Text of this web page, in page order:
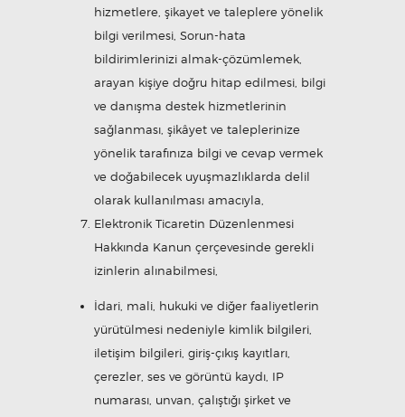
hizmetlere, şikayet ve taleplere yönelik
bilgi verilmesi, Sorun-hata
bildirimlerinizi almak-çözümlemek,
arayan kişiye doğru hitap edilmesi, bilgi
ve danışma destek hizmetlerinin
sağlanması, şikâyet ve taleplerinize
yönelik tarafınıza bilgi ve cevap vermek
ve doğabilecek uyuşmazlıklarda delil
olarak kullanılması amacıyla,
Elektronik Ticaretin Düzenlenmesi
Hakkında Kanun çerçevesinde gerekli
izinlerin alınabilmesi,
İdari, mali, hukuki ve diğer faaliyetlerin
yürütülmesi nedeniyle kimlik bilgileri,
iletişim bilgileri, giriş-çıkış kayıtları,
çerezler, ses ve görüntü kaydı, IP
numarası, unvan, çalıştığı şirket ve